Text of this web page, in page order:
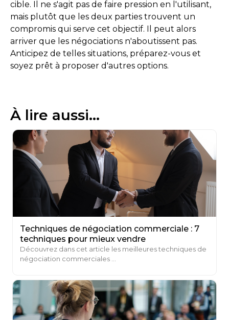
cible. Il ne s'agit pas de faire pression en l'utilisant,
mais plutôt que les deux parties trouvent un
compromis qui serve cet objectif. Il peut alors
arriver que les négociations n'aboutissent pas.
Anticipez de telles situations, préparez-vous et
soyez prêt à proposer d'autres options.
À lire aussi...
Techniques de négociation commerciale : 7
techniques pour mieux vendre
Découvrez dans cet article les meilleures techniques de
négociation commerciales ...